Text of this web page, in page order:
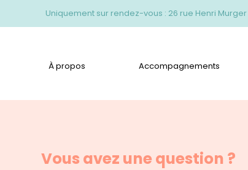
À propos Accompagnements
Uniquement sur rendez-vous : 26 rue Henri Murger
Vous avez une question ?